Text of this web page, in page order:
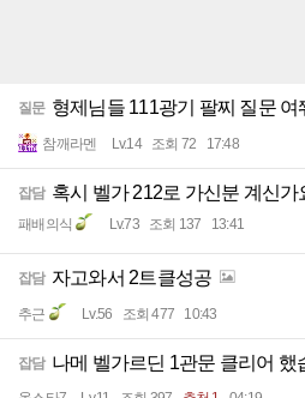
질문 형제님들 111광기 팔찌 질문 여
참깨라멘 Lv.14 조회 72 17:48
잡담 혹시 벨가 212로 가신분 계신가
패배의식 Lv.73 조회 137 13:41
잡담 자고와서 2트클성공
추근 Lv.56 조회 477 10:43
잡담 나메 벨가르딘 1관문 클리어 했